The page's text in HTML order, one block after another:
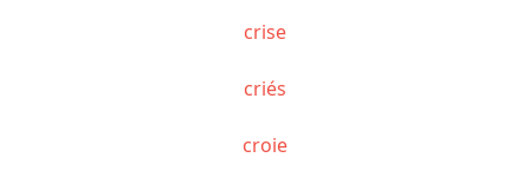
crise
criés
croie